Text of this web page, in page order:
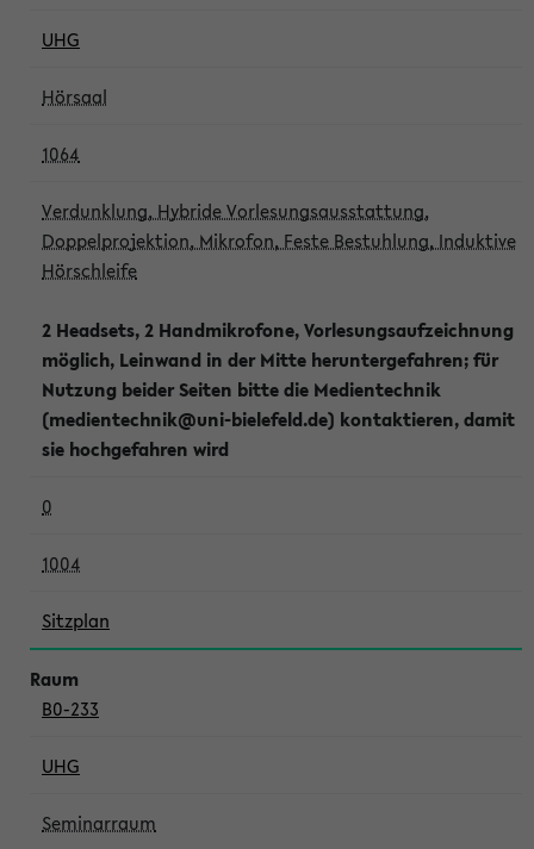
UHG
Hörsaal
1064
Verdunklung, Hybride Vorlesungsausstattung,
Doppelprojektion, Mikrofon, Feste Bestuhlung, Induktive
Hörschleife
2 Headsets, 2 Handmikrofone, Vorlesungsaufzeichnung
möglich, Leinwand in der Mitte heruntergefahren; für
Nutzung beider Seiten bitte die Medientechnik
(medientechnik@uni-bielefeld.de) kontaktieren, damit
sie hochgefahren wird
0
1004
Sitzplan
B0-233
UHG
Seminarraum